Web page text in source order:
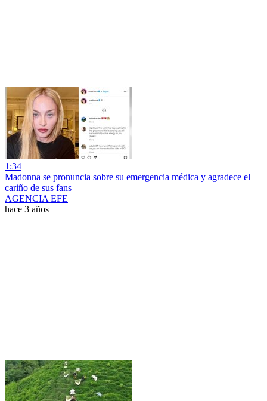
1:34
Madonna se pronuncia sobre su emergencia médica y agradece el
cariño de sus fans
AGENCIA EFE
hace 3 años